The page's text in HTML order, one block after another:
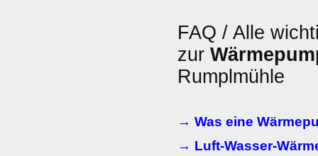
FAQ / Alle
zur
Rumplmühle
→ Was eine
→ Luft-Wasser-